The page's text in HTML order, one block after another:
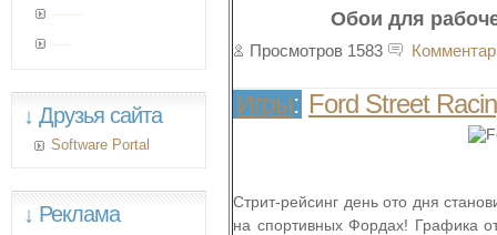
Обои для
Просмотров 1583
Игры: Ford Street
Стрит-рейсинг день ото дня
на спортивных Фордах! Графика
↓ Друзья сайта
Software Portal
↓ Реклама